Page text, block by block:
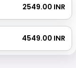
₹ 2549.00 INR
₹ 4549.00 INR